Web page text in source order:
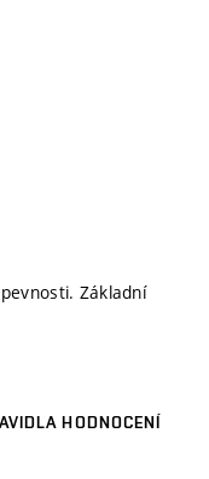
Základní
HODNOCENÍ